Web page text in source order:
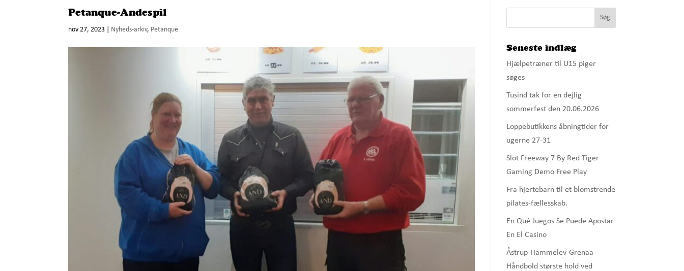
Petanque-Andespil
nov 27, 2023 Nyheds-arkiv, Petanque
Seneste indlæg
Hjælpetræner til U15 piger
søges
Tusind tak for en dejlig
sommerfest den 20.06.2026
Loppebutikkens åbningtider for
ugerne 27-31
Slot Freeway 7 By Red Tiger
Gaming Demo Free Play
Fra hjertebarn til et blomstrende
pilates-fællesskab.
En Qué Juegos Se Puede Apostar
En El Casino
Åstrup-Hammelev-Grenaa
Håndbold største hold ved